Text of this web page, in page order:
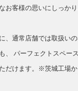
お客様の思いにしっか
、通常店舗では取扱い
、 パーフェクトスペー
だけます。※茨城工場